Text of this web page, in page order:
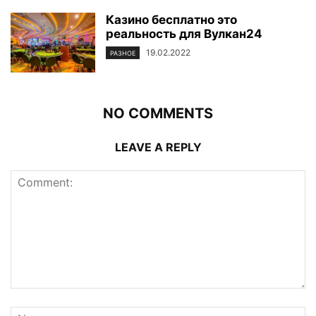
Казино бесплатно это
реальность для Вулкан24
РАЗНОЕ 19.02.2022
NO COMMENTS
LEAVE A REPLY